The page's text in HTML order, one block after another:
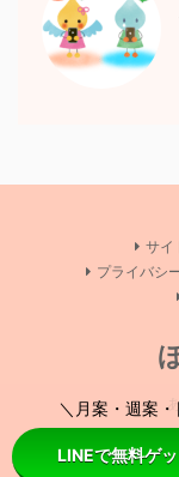
サイ
プライバシ
Copyright© ほいく
＼月案・週案
LINEで無料ゲ